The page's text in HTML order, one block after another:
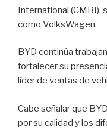
International (CMBI),
como VolksWagen.
BYD continúa
fortalecer su
líder de ventas de
Cabe señalar que
por su calidad y los